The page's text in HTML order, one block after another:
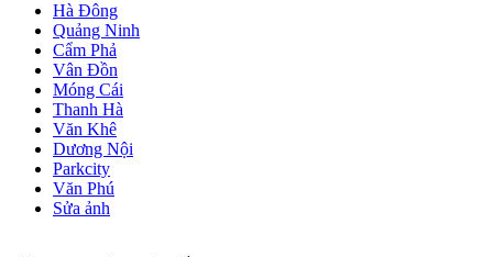
Hà Đông
Quảng Ninh
Cẩm Phả
Vân Đồn
Móng Cái
Thanh Hà
Văn Khê
Dương Nội
Parkcity
Văn Phú
Sửa ảnh